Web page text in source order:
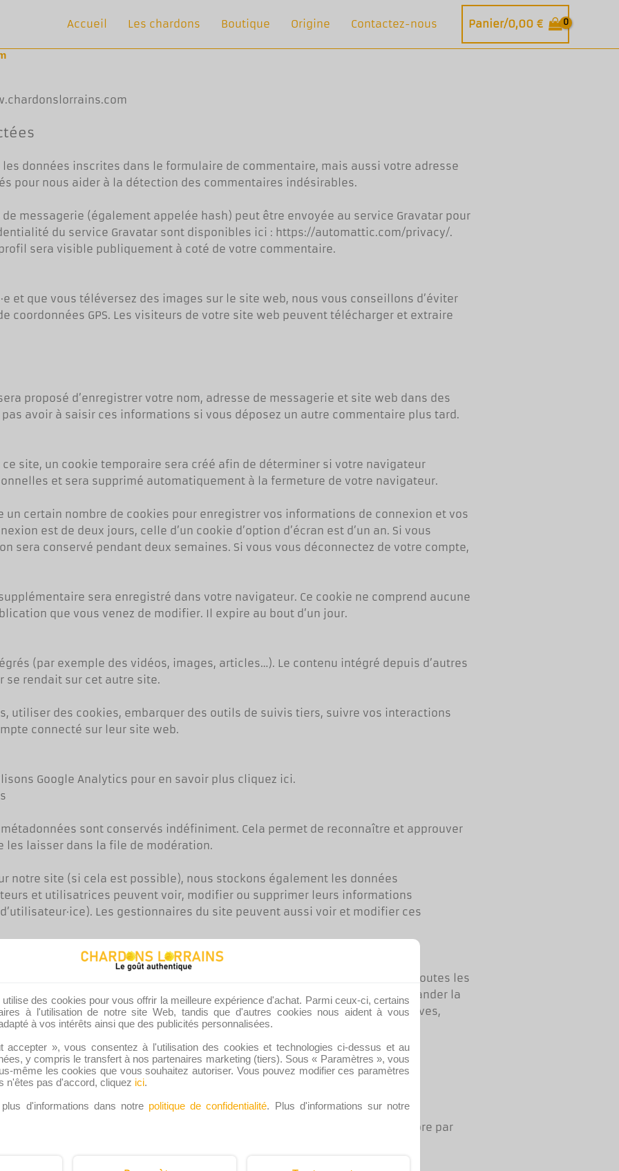
Accueil Les chardons Boutique Origine Contactez-nous Panier/0,00 €
données inscrites dans le formulaire de commentaire, mais aussi votre adresse
pour nous aider à la détection des commentaires indésirables.
messagerie (également appelée hash) peut être envoyée au service Gravatar pour
du service Gravatar sont disponibles ici : https://automattic.com/privacy/.
sera visible publiquement à coté de votre commentaire.
et que vous téléversez des images sur le site web, nous vous conseillons d’éviter
coordonnées GPS. Les visiteurs de votre site web peuvent télécharger et extraire
proposé d’enregistrer votre nom, adresse de messagerie et site web dans des
avoir à saisir ces informations si vous déposez un autre commentaire plus tard.
site, un cookie temporaire sera créé afin de déterminer si votre navigateur
et sera supprimé automatiquement à la fermeture de votre navigateur.
un certain nombre de cookies pour enregistrer vos informations de connexion et vos
est de deux jours, celle d’un cookie d’option d’écran est d’un an. Si vous
sera conservé pendant deux semaines. Si vous vous déconnectez de votre compte,
sera enregistré dans votre navigateur. Ce cookie ne comprend aucune
que vous venez de modifier. Il expire au bout d’un jour.
(par exemple des vidéos, images, articles…). Le contenu intégré depuis d’autres
se rendait sur cet autre site.
utiliser des cookies, embarquer des outils de suivis tiers, suivre vos interactions
connecté sur leur site web.
Google Analytics pour en savoir plus cliquez ici.
sont conservés indéfiniment. Cela permet de reconnaître et approuver
laisser dans la file de modération.
notre site (si cela est possible), nous stockons également les données
et utilisatrices peuvent voir, modifier ou supprimer leurs informations
Les gestionnaires du site peuvent aussi voir et modifier ces
sur le site, vous pouvez demander à recevoir un fichier contenant toutes les
incluant celles que vous nous avez fournies. Vous pouvez également demander la
Cela ne prend pas en compte les données stockées à des fins administratives,
d’un service automatisé de détection des commentaires indésirables.
par E-Mail à l’adresse suivante: contact@chardonslorrains.com ou encore par
des cookies pour vous offrir la meilleure expérience d'achat. Parmi ceux-ci, certains
à l'utilisation de notre site Web, tandis que d'autres cookies nous aident à vous
à vos intérêts ainsi que des publicités personnalisées.
accepter », vous consentez à l'utilisation des cookies et technologies ci-dessus et au
y compris le transfert à nos partenaires marketing (tiers). Sous « Paramètres », vous
même les cookies que vous souhaitez autoriser. Vous pouvez modifier ces paramètres
n'êtes pas d'accord, cliquez ici.
d'informations dans notre politique de confidentialité. Plus d'informations sur notre